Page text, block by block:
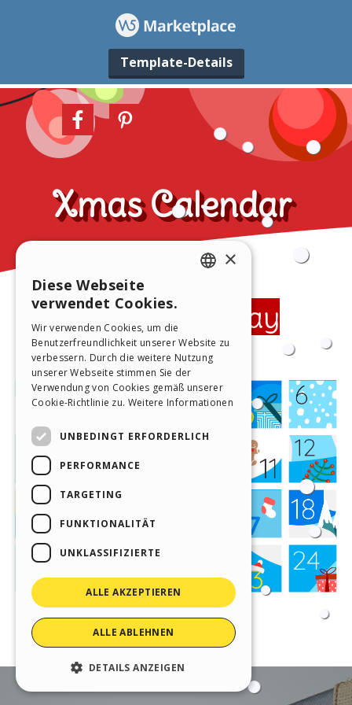
Template-Details
GERMAN
SPANISH
PORTUGUESE
×
Diese Webseite
verwendet Cookies.
Wir verwenden Cookies, um die
Benutzerfreundlichkeit unserer Website zu
verbessern. Durch die weitere Nutzung
unserer Webseite stimmen Sie der
Verwendung von Cookies gemäß unserer
Cookie-Richtlinie zu. Weitere Informationen
UNBEDINGT ERFORDERLICH
PERFORMANCE
TARGETING
FUNKTIONALITÄT
UNKLASSIFIZIERTE
ALLE AKZEPTIEREN
ALLE ABLEHNEN
DETAILS ANZEIGEN